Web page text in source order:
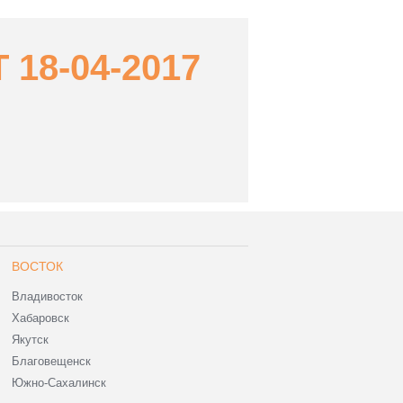
04-2017
ВОСТОК
Владивосток
Хабаровск
Якутск
Благовещенск
Южно-Сахалинск